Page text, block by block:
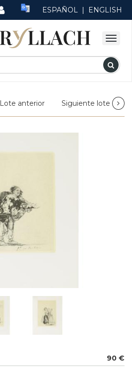
ESPAÑOL | ENGLISH
Lote anterior Siguiente lote
90 €